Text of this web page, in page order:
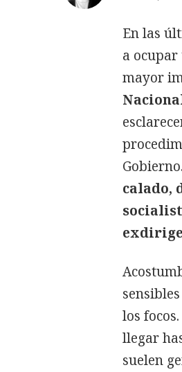
En las
a
mayor
Gobierno
calado,
los
llegar
suelen